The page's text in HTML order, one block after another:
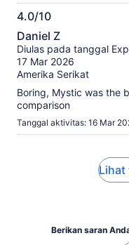
4.0/10
4.0
dari
10
Daniel Z
Diulas pada tanggal
17 Mar 2026
Amerika Serikat
Boring, Mystic was the
comparison
Tanggal aktivitas: 16 Mar
Lihat
Berikan saran